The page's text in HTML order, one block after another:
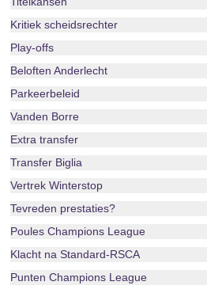
Kritiek scheidsrechter
Play-offs
Beloften Anderlecht
Parkeerbeleid
Vanden Borre
Extra transfer
Transfer Biglia
Vertrek Winterstop
Tevreden prestaties?
Poules Champions League
Klacht na Standard-RSCA
Punten Champions League